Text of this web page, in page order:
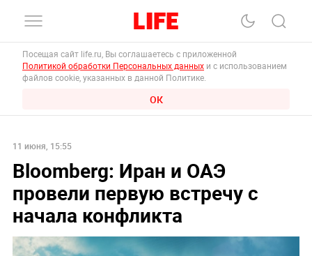
Посещая сайт life.ru, Вы соглашаетесь с приложенной
Политикой обработки Персональных данных и с использованием
файлов cookie, указанных в данной Политике.
ОК
11 июня, 15:55
Bloomberg: Иран и ОАЭ
провели первую встречу с
начала конфликта